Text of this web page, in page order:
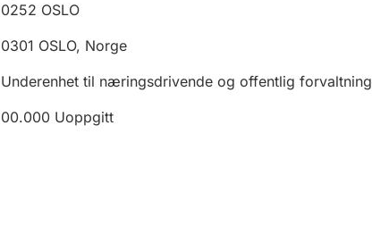
0252 OSLO
0301 OSLO, Norge
Underenhet til næringsdrivende og offentlig forvaltning
00.000 Uoppgitt